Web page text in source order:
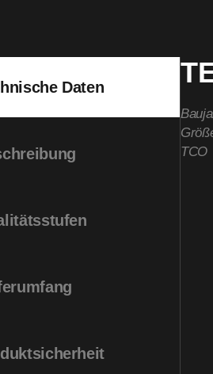
Daten
TCO